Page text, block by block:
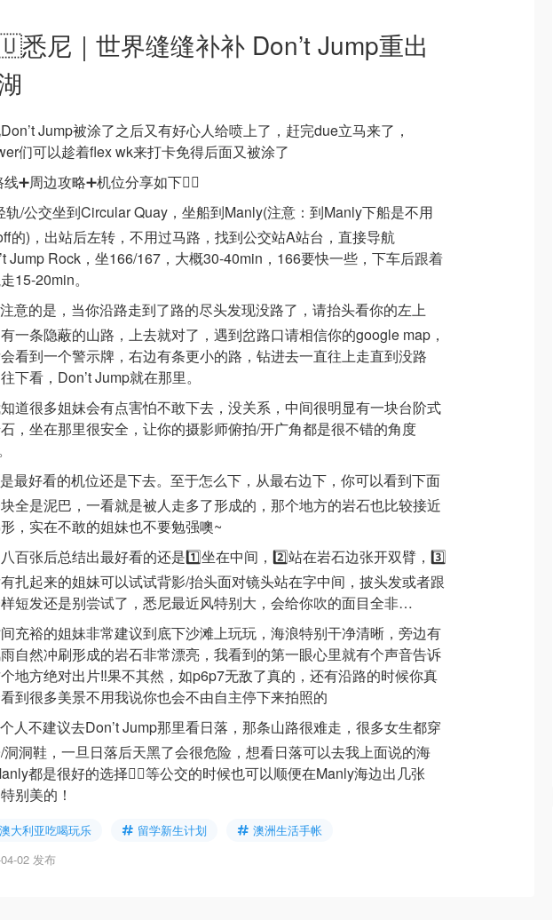
尼｜世界缝缝补补 Don’t Jump重出
Jump被涂了之后又有好心人给喷上了，赶完due立马来了，
们可以趁着flex wk来打卡免得后面又被涂了
线➕周边攻略➕机位分享如下👇🏻
/公交坐到Circular Quay，坐船到Manly(注意：到Manly下船是不用
的)，出站后左转，不用过马路，找到公交站A站台，直接导航
Jump Rock，坐166/167，大概30-40min，166要快一些，下车后跟着
15-20min。
意的是，当你沿路走到了路的尽头发现没路了，请抬头看你的左上
一条隐蔽的山路，上去就对了，遇到岔路口请相信你的google map，
看到一个警示牌，右边有条更小的路，钻进去一直往上走直到没路
下看，Don’t Jump就在那里。
道很多姐妹会有点害怕不敢下去，没关系，中间很明显有一块台阶式
，坐在那里很安全，让你的摄影师俯拍/开广角都是很不错的角度
最好看的机位还是下去。至于怎么下，从最右边下，你可以看到下面
全是泥巴，一看就是被人走多了形成的，那个地方的岩石也比较接近
，实在不敢的姐妹也不要勉强噢~
百张后总结出最好看的还是1️⃣坐在中间，2️⃣站在岩石边张开双臂，3️⃣
扎起来的姐妹可以试试背影/抬头面对镜头站在字中间，披头发或者跟
短发还是别尝试了，悉尼最近风特别大，会给你吹的面目全非…
充裕的姐妹非常建议到底下沙滩上玩玩，海浪特别干净清晰，旁边有
自然冲刷形成的岩石非常漂亮，我看到的第一眼心里就有个声音告诉
地方绝对出片‼️果不其然，如p6p7无敌了真的，还有沿路的时候你真
到很多美景不用我说你也会不由自主停下来拍照的
人不建议去Don’t Jump那里看日落，那条山路很难走，很多女生都穿
洞洞鞋，一旦日落后天黑了会很危险，想看日落可以去我上面说的海
都是很好的选择👍🏻等公交的时候也可以顺便在Manly海边出几张
别美的！
澳大利亚吃喝玩乐 留学新生计划
澳洲生活手帐
02 发布